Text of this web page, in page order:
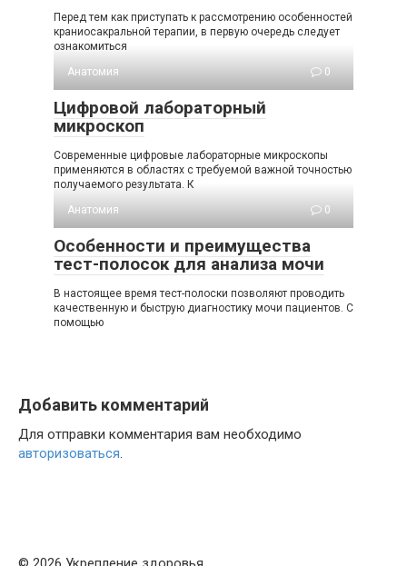
Перед тем как приступать к рассмотрению особенностей
краниосакральной терапии, в первую очередь следует
ознакомиться
Анатомия
0
Цифровой лабораторный
микроскоп
Современные цифровые лабораторные микроскопы
применяются в областях с требуемой важной точностью
получаемого результата. К
Анатомия
0
Особенности и преимущества
тест-полосок для анализа мочи
В настоящее время тест-полоски позволяют проводить
качественную и быструю диагностику мочи пациентов. С
помощью
Добавить комментарий
Для отправки комментария вам необходимо
авторизоваться.